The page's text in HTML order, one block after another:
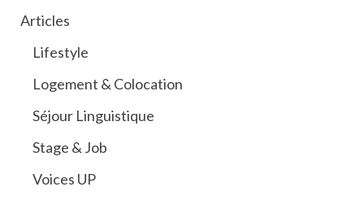
Articles
Lifestyle
Logement & Colocation
Séjour Linguistique
Stage & Job
Voices UP